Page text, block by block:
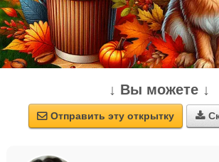
↓ Вы можете ↓
 Отправить эту открытку 